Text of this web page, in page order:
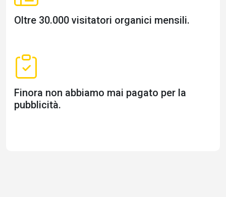
Oltre 30.000 visitatori organici mensili.
Finora non abbiamo mai pagato per la
pubblicità.